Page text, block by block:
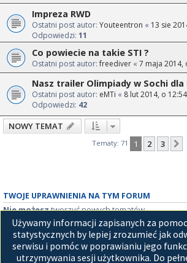
Impreza RWD
Ostatni post autor: Youteentron « 13 sie
Odpowiedzi: 11
Co powiecie na takie STI ?
Ostatni post autor:freediver « 7 maja 2014,
Nasz trailer Olimpiady w Sochi dla
Ostatni post autor: eMTi « 8 lut 2014, o 12:54
Odpowiedzi: 42
NOWY TEMAT
Tematy: 71 1 2 3
TWOJE UPRAWNIENIA NA TYM FORUM
Nie możesztworzyć nowych tematów
Nie możeszodpowiadać w tematach
Nie możeszzmieniać swoich postów
Nie możeszusuwać swoich postów
Nie możesz dodawać załączników
Używamy informacji zapisanych za
statystycznych by lepiej zrozumieć jak
serwisu i pomóc w poprawianiu jego
utrzymywania sesji użytkownika. Do